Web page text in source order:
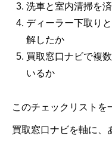
洗車と室内清掃を
ディーラー下取り
解したか
買取窓口ナビで複
いるか
このチェックリストを
買取窓口ナビを軸に、